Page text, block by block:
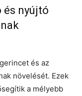
és nyújtó
és az
növelését. Ezek
a mélyebb